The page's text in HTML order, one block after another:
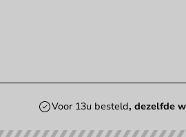
Voor 13u besteld, dezelfde